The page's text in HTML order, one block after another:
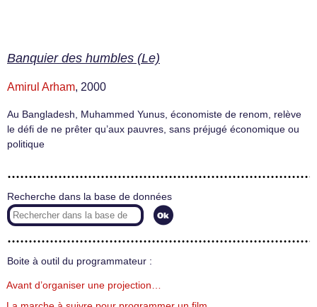
Banquier des humbles (Le)
Amirul Arham, 2000
Au Bangladesh, Muhammed Yunus, économiste de renom, relève
le défi de ne prêter qu’aux pauvres, sans préjugé économique ou
politique
Recherche dans la base de données
Boite à outil du programmateur :
Avant d’organiser une projection…